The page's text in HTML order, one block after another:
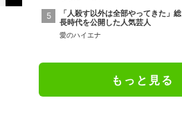
「人殺す以外は全部やってきた」総
長時代を公開した人気芸人
愛のハイエナ
もっと見る